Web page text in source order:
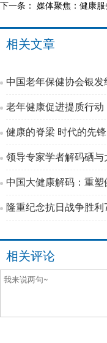
下一条： 媒体聚焦：健康服
相关文章
中国老年保健协会银发
老年健康促进提质行动
健康的脊梁 时代的先锋
领导专家学者解码硒与
中国大健康解码：重
隆重纪念抗日战争胜利
相关评论